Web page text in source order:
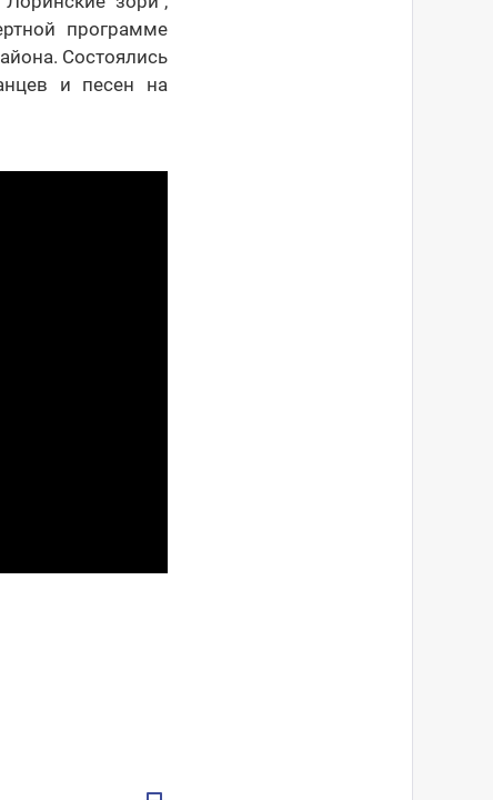
программе
Состоялись
и песен на